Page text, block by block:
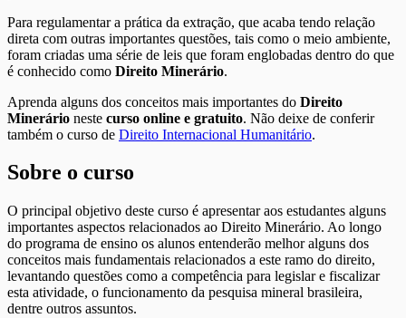
Para regulamentar a prática da extração, que acaba tendo relação
direta com outras importantes questões, tais como o meio ambiente,
foram criadas uma série de leis que foram englobadas dentro do que
é conhecido como Direito Minerário.
Aprenda alguns dos conceitos mais importantes do Direito
Minerário neste curso online e gratuito. Não deixe de conferir
também o curso de Direito Internacional Humanitário.
Sobre o curso
O principal objetivo deste curso é apresentar aos estudantes alguns
importantes aspectos relacionados ao Direito Minerário. Ao longo
do programa de ensino os alunos entenderão melhor alguns dos
conceitos mais fundamentais relacionados a este ramo do direito,
levantando questões como a competência para legislar e fiscalizar
esta atividade, o funcionamento da pesquisa mineral brasileira,
dentre outros assuntos.